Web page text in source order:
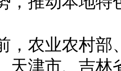
农业农村部
天津市、吉